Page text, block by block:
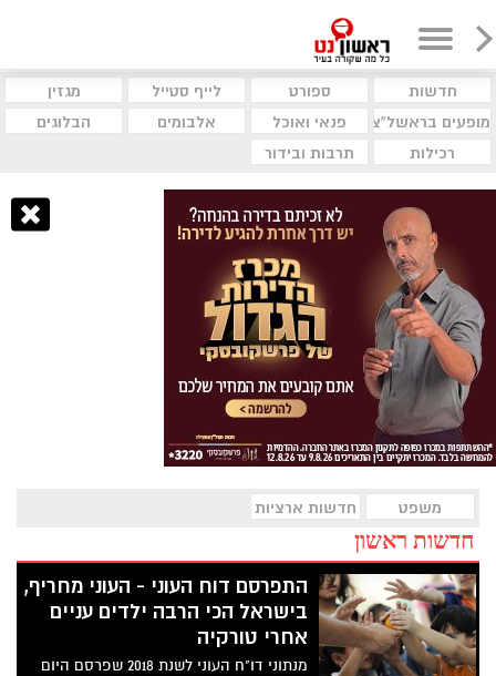
חדשות ספורט לייף סטייל
מגזין
מופעים בראשל"צ
פנאי ואוכל אלבומים
הבלוגים
רכילות
תרבות ובידור
משפט חדשות ארציות
חדשות ראשון
התפרסם דוח העוני - העוני מחריף,
בישראל הכי הרבה ילדים עניים
אחרי טורקיה
מנתוני דו"ח העוני לשנת 2018 שפרסם היום